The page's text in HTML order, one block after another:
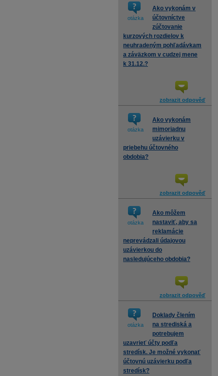
otázka
Ako vykonám v
účtovníctve
zúčtovanie
kurzových rozdielov k
neuhradeným pohľadávkam
a záväzkom v cudzej mene
k 31.12.?
zobrazit odpověď
otázka
Ako vykonám
mimoriadnu
uzávierku v
priebehu účtovného
obdobia?
zobrazit odpověď
otázka
Ako môžem
nastaviť, aby sa
reklamácie
neprevádzali údajovou
uzávierkou do
nasledujúceho obdobia?
zobrazit odpověď
otázka
Doklady člením
na strediská a
potrebujem
uzavrieť účty podľa
stredísk. Je možné vykonať
účtovnú uzávierku podľa
stredísk?